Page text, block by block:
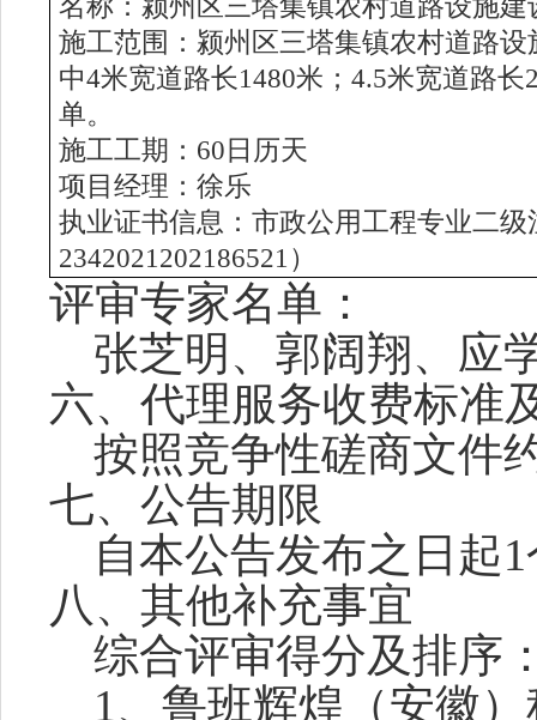
施工范围：颍州区三塔集镇农村道路
中4米宽道路长1480米；4.5米宽道路
单。
施工工期： 60日历天
项目经理：徐乐
执业证书信息：市政公用工程专业二级
2342021202186521）
评审专家名单：
张芝明、郭阔翔、应
六、代理服务收费标准
按照竞争性磋商文件
七、公告期限
自本公告发布之日起
八、其他补充事宜
综合评审得分及排序
1、鲁班辉煌（安徽